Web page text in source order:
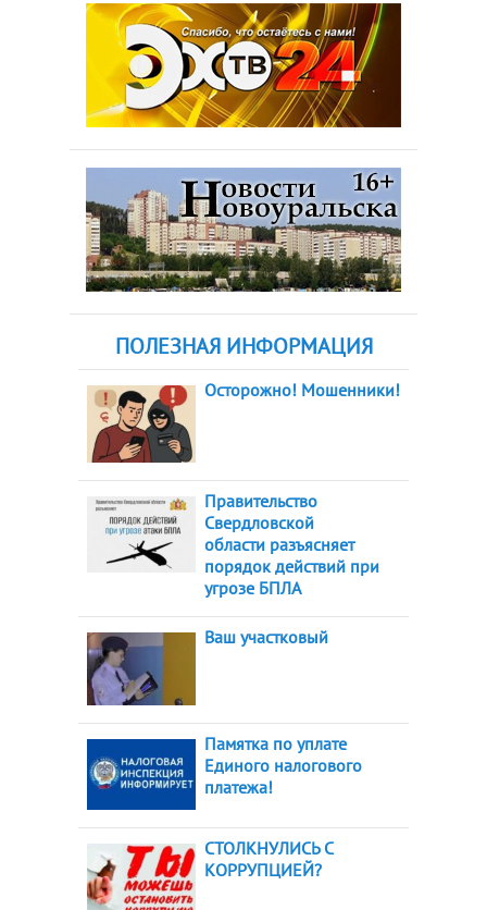
ПОЛЕЗНАЯ ИНФОРМАЦИЯ
Осторожно! Мошенники!
Правительство
Свердловской
области разъясняет
порядок действий при
угрозе БПЛА
Ваш участковый
Памятка по уплате
Единого налогового
платежа!
СТОЛКНУЛИСЬ С
КОРРУПЦИЕЙ?